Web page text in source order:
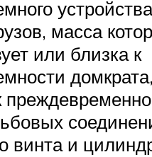
масса
или близка к
винта и